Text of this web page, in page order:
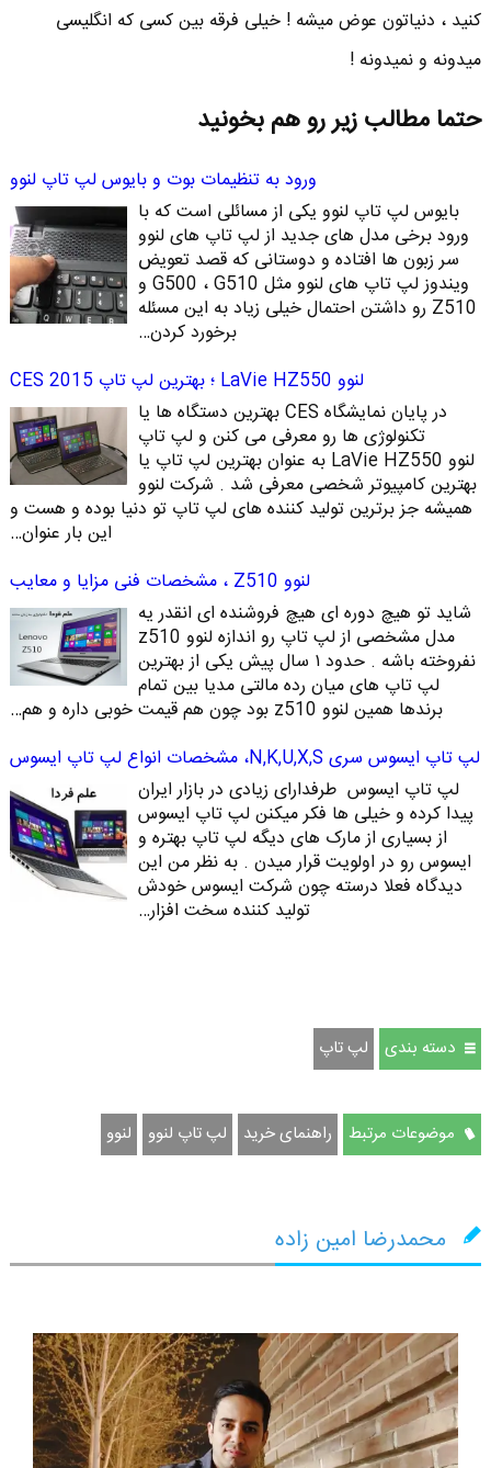
کنید ، دنیاتون عوض میشه ! خیلی فرقه بین کسی که انگلیسی
میدونه و نمیدونه !
حتما مطالب زیر رو هم بخونید
ورود به تنظیمات بوت و بایوس لپ تاپ لنوو
بایوس لپ تاپ لنوو یکی از مسائلی است که با
ورود برخی مدل های جدید از لپ تاپ های لنوو
سر زبون ها افتاده و دوستانی که قصد تعویض
ویندوز لپ تاپ های لنوو مثل G500 ، G510 و
Z510 رو داشتن احتمال خیلی زیاد به این مسئله
برخورد کردن…
لنوو LaVie HZ550 ؛ بهترین لپ تاپ CES 2015
در پایان نمایشگاه CES بهترین دستگاه ها یا
تکنولوژی ها رو معرفی می کنن و لپ تاپ
لنوو LaVie HZ550 به عنوان بهترین لپ تاپ یا
بهترین کامپیوتر شخصی معرفی شد . شرکت لنوو
همیشه جز برترین تولید کننده های لپ تاپ تو دنیا بوده و هست و
این بار عنوان…
لنوو Z510 ، مشخصات فنی مزایا و معایب
شاید تو هیچ دوره ای هیچ فروشنده ای انقدر یه
مدل مشخصی از لپ تاپ رو اندازه لنوو z510
نفروخته باشه . حدود ۱ سال پیش یکی از بهترین
لپ تاپ های میان رده مالتی مدیا بین تمام
برندها همین لنوو z510 بود چون هم قیمت خوبی داره و هم…
لپ تاپ ایسوس سری N,K,U,X,S، مشخصات انواع لپ تاپ ایسوس
لپ تاپ ایسوس طرفدارای زیادی در بازار ایران
پیدا کرده و خیلی ها فکر میکنن لپ تاپ ایسوس
از بسیاری از مارک های دیگه لپ تاپ بهتره و
ایسوس رو در اولویت قرار میدن . به نظر من این
دیدگاه فعلا درسته چون شرکت ایسوس خودش
تولید کننده سخت افزار…
دسته بندی لپ تاپ
موضوعات مرتبط راهنمای خرید لپ تاپ لنوو لنوو
محمدرضا امین زاده